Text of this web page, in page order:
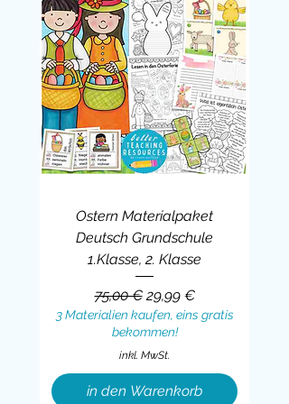
Ostern Materialpaket
Deutsch Grundschule
1.Klasse, 2. Klasse
Standardpreis
75,00 € Sale-Preis
29,99 €
3 Materialien kaufen, eins gratis
bekommen!
inkl. MwSt.
in den Warenkorb